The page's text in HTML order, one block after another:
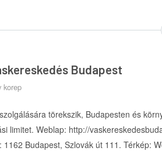
Budapest
korep
törekszik, Budapesten és
limitet. Weblap: http://
Budapest, Szlovák út 111. Térkép: